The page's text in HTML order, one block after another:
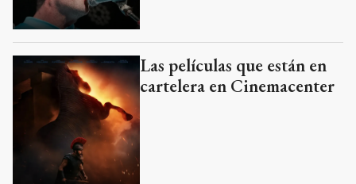
Las películas que están en
cartelera en Cinemacenter